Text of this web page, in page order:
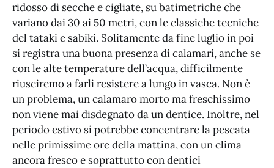
ridosso di secche e cigliate, su batimetriche che
variano dai 30 ai 50 metri, con le classiche tecniche
del tataki e sabiki. Solitamente da fine luglio in poi
si registra una buona presenza di calamari, anche se
con le alte temperature dell’acqua, difficilmente
riusciremo a farli resistere a lungo in vasca. Non è
un problema, un calamaro morto ma freschissimo
non viene mai disdegnato da un dentice. Inoltre, nel
periodo estivo si potrebbe concentrare la pescata
nelle primissime ore della mattina, con un clima
ancora fresco e soprattutto con dentici